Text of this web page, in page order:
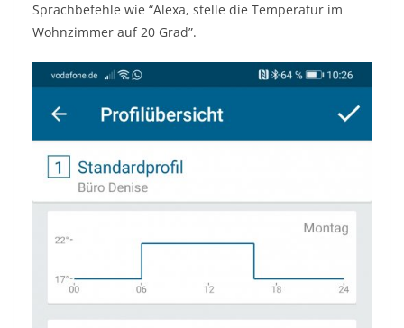
Sprachbefehle wie “Alexa, stelle die Temperatur im
Wohnzimmer auf 20 Grad”.